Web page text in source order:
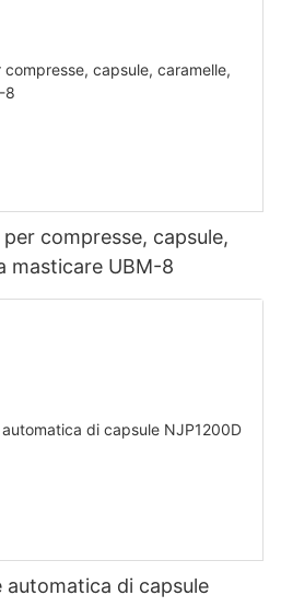
compresse, capsule,
masticare UBM-8
di capsule